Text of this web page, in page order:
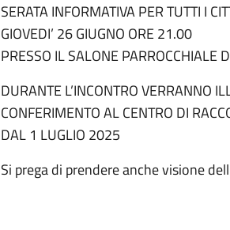
SERATA INFORMATIVA PER TUTTI I
GIOVEDI’ 26 GIUGNO ORE 21.00
PRESSO IL SALONE PARROCCHIALE
DURANTE L’INCONTRO VERRANNO
CONFERIMENTO AL CENTRO DI
DAL 1 LUGLIO 2025
Si prega di prendere anche visione